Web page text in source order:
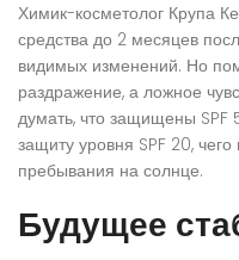
Химик-косметолог Крупа
средства до 2 месяцев
видимых изменений. Но
раздражение, а ложное
думать, что защищены SPF
защиту уровня SPF 20,
пребывания на солнце.
Будущее